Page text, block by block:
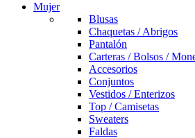
Mujer
Blusas
Chaquetas / Abrigos
Pantalón
Carteras / Bolsos /
Accesorios
Conjuntos
Vestidos / Enterizos
Top / Camisetas
Sweaters
Faldas